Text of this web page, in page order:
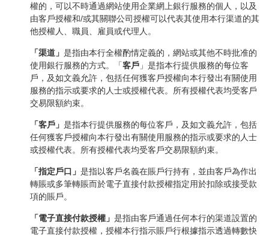
權的，可以不時通過網站使用企業網上銀行服務的個人，以及
由客戶授權和/或其關聯公司授權可以代表其使用本行渠道的其
他授權人、職員、雇員或代理人。
「渠道」 是指由本行全權酌情定義的，網站或其他不時批准的
使用銀行服務的方式。「客戶 」是指本行提供服務的每位客
戶，及如文義允許，包括任何獲客戶授權向本行發出有關使用
服務的指示或要求的人士或授權代表。所有授權代表均受客戶
交易限額約束。
「客戶」 是指本行提供服務的每位客戶，及如文義允許，包括
任何獲客戶授權向本行發出有關使用服務的指示或要求的人士
或授權代表。所有授權代表均受客戶交易限額約束。
「指定戶口」 是指以客戶名義在賬戶行持有，並由客戶為作出
轉賬或多筆轉賬而於電子直接付款授權指定用於扣除或接受款
項的賬戶。
「電子直接付款授權」 是指由客戶通過任何本行的渠道設置的
電子直接付款授權，授權本行指示賬戶行根據指示透過轉數快